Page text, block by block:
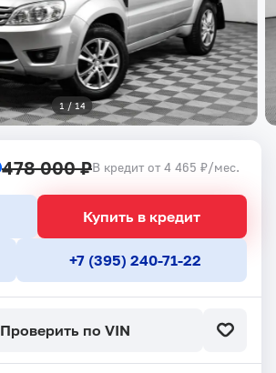
1 / 14
478 000 ₽В кредит от 4 465 ₽/мес.
Купить в кредит
+7 (395) 240-71-22
Проверить по VIN